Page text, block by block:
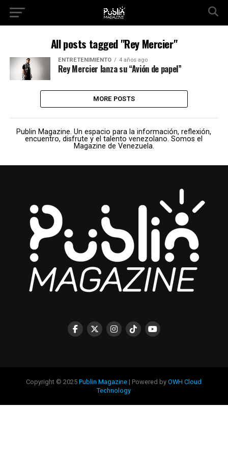
All posts tagged "Rey Mercier"
ENTRETENIMIENTO 4 años ago
Rey Mercier lanza su “Avión de papel”
MORE POSTS
Publin Magazine. Un espacio para la información, reflexión,
encuentro, disfrute y el talento venezolano. Somos el
Magazine de Venezuela.
Copyright © 2025Publin Magazine | Powered byOWH Cloud
Technology